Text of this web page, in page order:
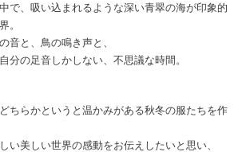
で、吸い込まれるような深い青翠の海が印象的
。
音と、鳥の鳴き声と、
分の足音しかしない、不思議な時間。
ちらかというと温かみがある秋冬の服たちを作
い美しい世界の感動をお伝えしたいと思い、